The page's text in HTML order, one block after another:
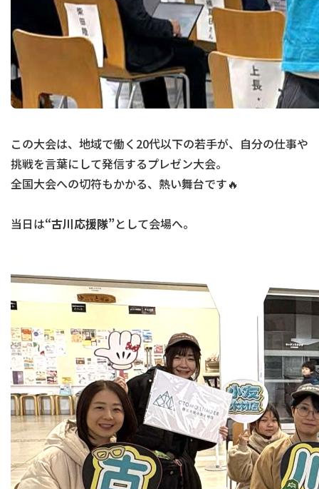
この大会は、地域で働く20代以下の若手が、自分の仕事や
挑戦を言葉にして発信するプレゼン大会。
全国大会への切符もかかる、熱い舞台です🔥
当日は“古川応援隊”として会場へ。